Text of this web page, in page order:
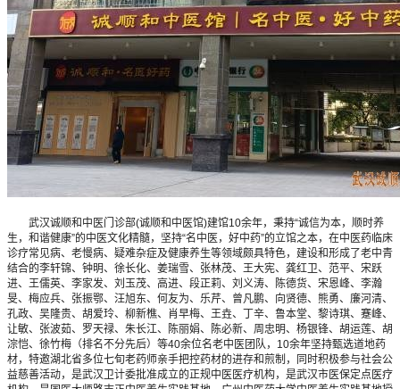
武汉诚顺和中医门诊部(诚顺和中医馆)建馆10余年，秉持“诚信为本，顺时养
生，和谐健康”的中医文化精髓，坚持“名中医，好中药”的立馆之本，在中医药临床
诊疗常见病、老慢病、疑难杂症及健康养生等领域颇具特色，建设和形成了老中青
结合的李轩锦、钟明、徐长化、姜瑞雪、张林茂、王大宪、龚红卫、范平、宋跃
进、王儒英、李家发、刘玉茂、高进、段正莉、刘义涛、陈德货、宋恩峰、李瀚
旻、梅应兵、张振鄂、汪旭东、何友为、乐芹、曾凡鹏、向贤德、熊勇、廉河清、
孔政、吴隆贵、胡爱玲、柳新樵、肖早梅、王垚、丁辛、鲁本堂、黎诗琪、蹇峰、
让敏、张波茹、罗天禄、朱长江、陈丽娟、陈必新、周忠明、杨银锋、胡运莲、胡
淙恺、徐竹梅（排名不分先后）等40余位名老中医团队，10余年坚持甄选道地药
材，特邀湖北省多位七旬老药师亲手把控药材的进存和煎制，同时积极参与社会公
益慈善活动，是武汉卫计委批准成立的正规中医医疗机构，是武汉市医保定点医疗